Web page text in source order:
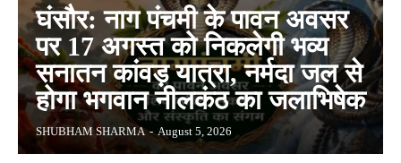
घंसौर: नाग पंचमी के पावन अवसर
पर 17 अगस्त को निकलेगी भव्य
सनातन कांवड़ यात्रा, नर्मदा जल से
होगा भगवान नीलकंठ का जलाभिषेक
SHUBHAM SHARMA - August 5, 2026